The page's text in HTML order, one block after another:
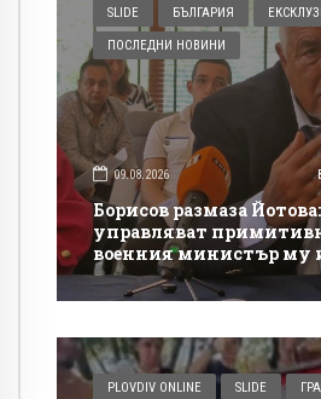
SLIDE БЪЛГАРИЯ
ПОСЛЕДНИ НОВИНИ
09.08.2026
Борисов размаза
управляват
военния министър му
„Кинтекс“ от
PLOVDIV ONLINE SLIDE